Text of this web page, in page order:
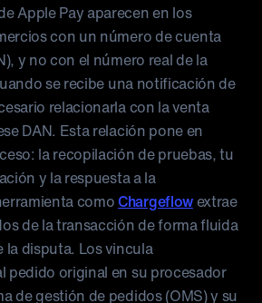
Apple Pay aparecen en los
con un número de cuenta
y no con el número real de la
se recibe una notificación de
relacionarla con la venta
DAN. Esta relación pone en
la recopilación de pruebas, tu
y la respuesta a la
comoChargeflowextrae
de la transacción de forma fluida
la disputa. Los vincula
pedido original en su procesador
de gestión de pedidos (OMS) y su